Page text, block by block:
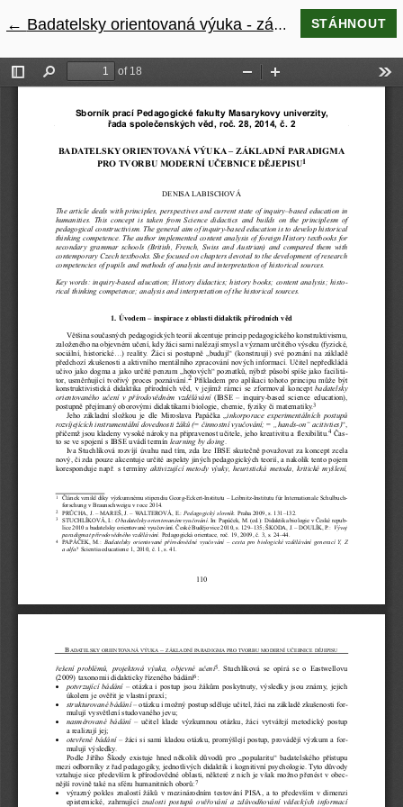
← Návrat na podrobnosti článku
Badatelsky orientovaná výuka - základní paradigma pro tvorbu moderní učebnice dějepisu STÁHNOUT